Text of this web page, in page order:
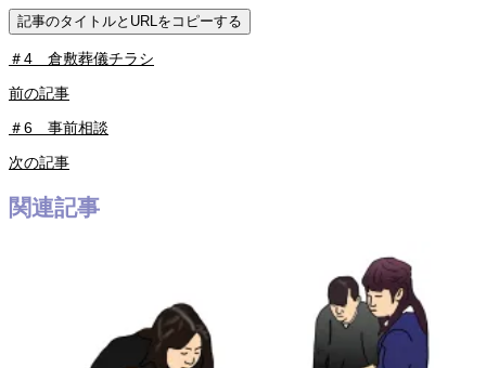
記事のタイトルとURLをコピーする
＃4 倉敷葬儀チラシ
前の記事
＃6 事前相談
次の記事
関連記事